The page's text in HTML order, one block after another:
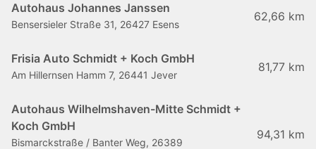
Autohaus Johannes Janssen
Bensersieler Straße 31, 26427 Esens
62,66 km
Frisia Auto Schmidt + Koch GmbH
Am Hillernsen Hamm 7, 26441 Jever
81,77 km
Autohaus Wilhelmshaven-Mitte Schmidt +
Koch GmbH
Bismarckstraße / Banter Weg, 26389
94,31 km